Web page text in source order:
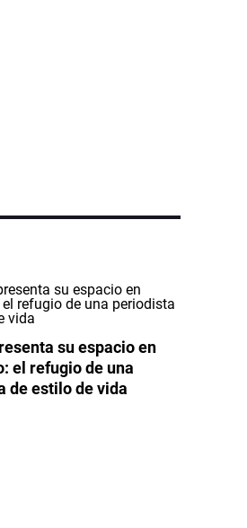
su espacio en
el refugio de una
de estilo de vida